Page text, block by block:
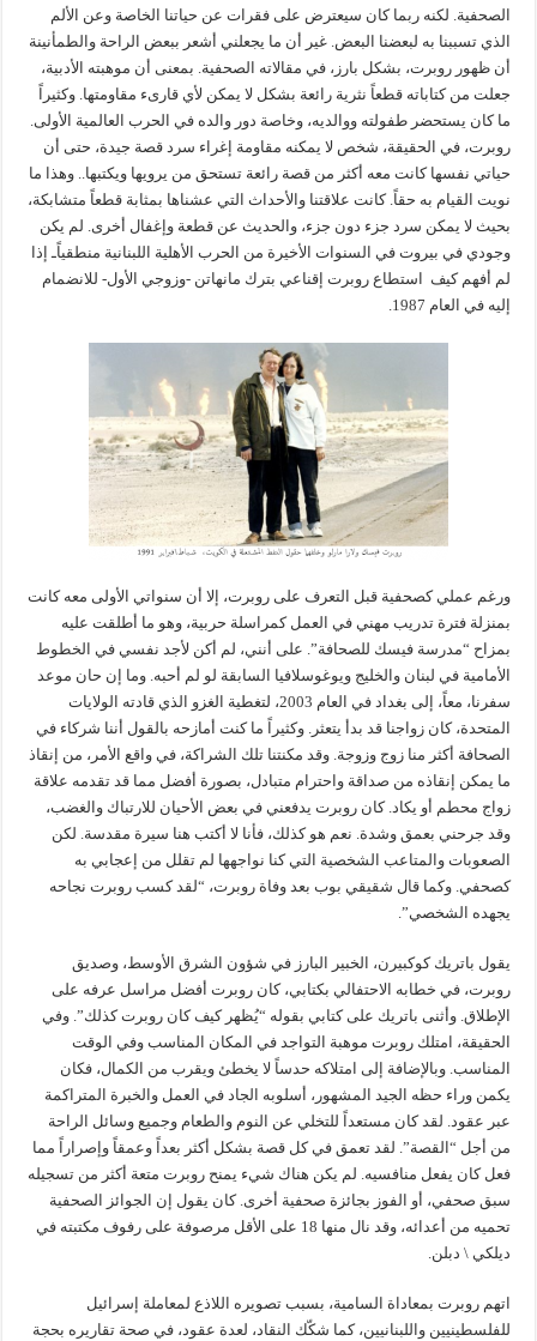
الصحفية. لكنه ربما كان سيعترض على فقرات عن حياتنا الخاصة وعن الألم
الذي تسببنا به لبعضنا البعض. غير أن ما يجعلني أشعر ببعض الراحة والطمأنينة
أن ظهور روبرت، بشكل بارز، في مقالاته الصحفية. بمعنى أن موهبته الأدبية،
جعلت من كتاباته قطعاً نثرية رائعة بشكل لا يمكن لأي قارىء مقاومتها. وكثيراً
ما كان يستحضر طفولته ووالديه، وخاصة دور والده في الحرب العالمية الأولى.
روبرت، في الحقيقة، شخص لا يمكنه مقاومة إغراء سرد قصة جيدة، حتى أن
حياتي نفسها كانت معه أكثر من قصة رائعة تستحق من يرويها ويكتبها.. وهذا ما
نويت القيام به حقاً. كانت علاقتنا والأحداث التي عشناها بمثابة قطعاً متشابكة،
بحيث لا يمكن سرد جزء دون جزء، والحديث عن قطعة وإغفال أخرى. لم يكن
وجودي في بيروت في السنوات الأخيرة من الحرب الأهلية اللبنانية منطقياًـ إذا
لم أفهم كيف استطاع روبرت إقناعي بترك مانهاتن -وزوجي الأول- للانضمام
إليه في العام 1987.
ورغم عملي كصحفية قبل التعرف على روبرت، إلا أن سنواتي الأولى معه كانت
بمنزلة فترة تدريب مهني في العمل كمراسلة حربية، وهو ما أطلقت عليه
بمزاح “مدرسة فيسك للصحافة”. على أنني، لم أكن لأجد نفسي في الخطوط
الأمامية في لبنان والخليج ويوغوسلافيا السابقة لو لم أحبه. وما إن حان موعد
سفرنا، معاً، إلى بغداد في العام 2003، لتغطية الغزو الذي قادته الولايات
المتحدة، كان زواجنا قد بدأ يتعثر. وكثيراً ما كنت أمازحه بالقول أننا شركاء في
الصحافة أكثر منا زوج وزوجة. وقد مكنتنا تلك الشراكة، في واقع الأمر، من إنقاذ
ما يمكن إنقاذه من صداقة واحترام متبادل، بصورة أفضل مما قد تقدمه علاقة
زواج محطم أو يكاد. كان روبرت يدفعني في بعض الأحيان للارتباك والغضب،
وقد جرحني بعمق وشدة. نعم هو كذلك، فأنا لا أكتب هنا سيرة مقدسة. لكن
الصعوبات والمتاعب الشخصية التي كنا نواجهها لم تقلل من إعجابي به
كصحفي. وكما قال شقيقي بوب بعد وفاة روبرت، “لقد كسب روبرت نجاحه
يجهده الشخصي”.
يقول باتريك كوكبيرن، الخبير البارز في شؤون الشرق الأوسط، وصديق
روبرت، في خطابه الاحتفالي بكتابي، كان روبرت أفضل مراسل عرفه على
الإطلاق. وأثنى باتريك على كتابي بقوله “يُظهر كيف كان روبرت كذلك”. وفي
الحقيقة، امتلك روبرت موهبة التواجد في المكان المناسب وفي الوقت
المناسب. وبالإضافة إلى امتلاكه حدساً لا يخطئ ويقرب من الكمال، فكان
يكمن وراء حظه الجيد المشهور، أسلوبه الجاد في العمل والخبرة المتراكمة
عبر عقود. لقد كان مستعداً للتخلي عن النوم والطعام وجميع وسائل الراحة
من أجل “القصة”. لقد تعمق في كل قصة بشكل أكثر بعداً وعمقاً وإصراراً مما
فعل كان يفعل منافسيه. لم يكن هناك شيء يمنح روبرت متعة أكثر من تسجيله
سبق صحفي، أو الفوز بجائزة صحفية أخرى. كان يقول إن الجوائز الصحفية
تحميه من أعدائه، وقد نال منها 18 على الأقل مرصوفة على رفوف مكتبته في
ديلكي \ دبلن.
اتهم روبرت بمعاداة السامية، بسبب تصويره اللاذع لمعاملة إسرائيل
للفلسطينيين واللبنانيين، كما شكّك النقاد، لعدة عقود، في صحة تقاريره بحجة